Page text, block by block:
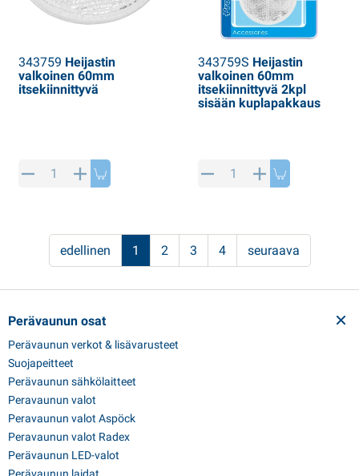
Perävaunun osat
Perävaunun verkot & lisävarusteet
Suojapeitteet
Perävaunun sähkölaitteet
Peravaunun valot
Peravaunun valot Aspöck
Peravaunun valot Radex
Perävaunun LED-valot
Perävaunun laidat
343759 Heijastin
valkoinen 60mm
itsekiinnittyvä
343759S Heijastin
valkoinen 60mm
itsekiinnittyvä 2kpl
sisään kuplapakkaus
edellinen 1 2 3 4 seuraava